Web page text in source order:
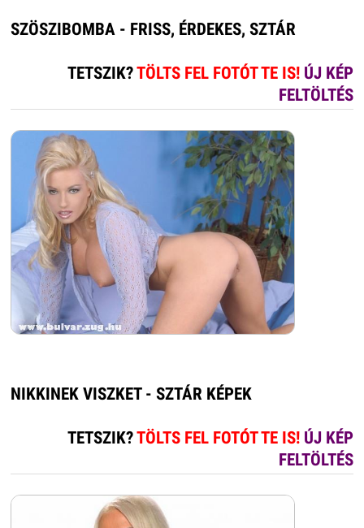
SZÖSZIBOMBA - FRISS, ÉRDEKES, SZTÁR
TETSZIK?TÖLTS FEL FOTÓT TE IS! ÚJ KÉP
FELTÖLTÉS
NIKKINEK VISZKET - SZTÁR KÉPEK
TETSZIK?TÖLTS FEL FOTÓT TE IS! ÚJ KÉP
FELTÖLTÉS